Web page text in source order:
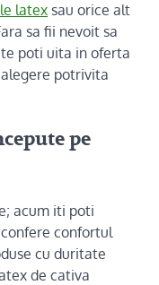
latexsau orice alt
sa fii nevoit sa
poti uita in oferta
potrivita
pe
acum iti poti
confortul
cu duritate
de cativa